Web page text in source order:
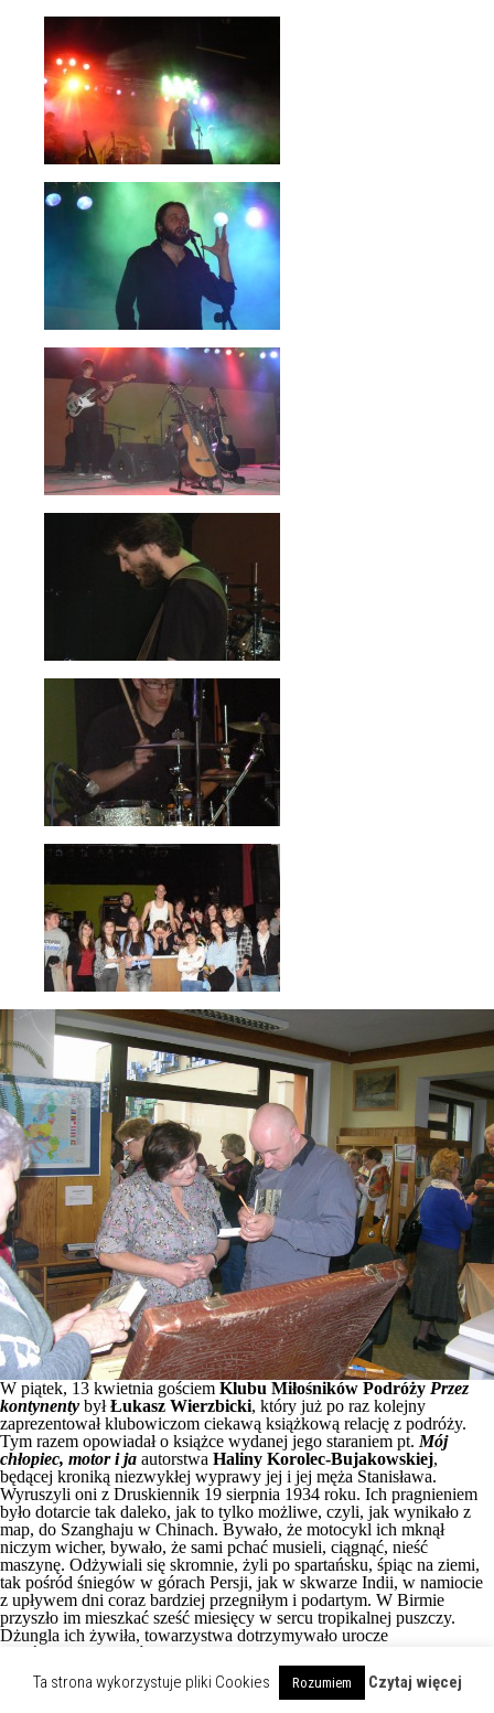
W piątek, 13 kwietnia gościem Klubu Miłośników Podróży Przez
kontynenty byłŁukasz Wierzbicki, który już po raz kolejny
zaprezentował klubowiczom ciekawą książkową relację z podróży.
Tym razem opowiadał o książce wydanej jego staraniem pt. Mój
chłopiec, motor i ja autorstwa Haliny Korolec-Bujakowskiej,
będącej kroniką niezwykłej wyprawy jej i jej męża Stanisława.
Wyruszyli oni z Druskiennik 19 sierpnia 1934 roku. Ich pragnieniem
było dotarcie tak daleko, jak to tylko możliwe, czyli, jak wynikało z
map, do Szanghaju w Chinach. Bywało, że motocykl ich mknął
niczym wicher, bywało, że sami pchać musieli, ciągnąć, nieść
maszynę. Odżywiali się skromnie, żyli po spartańsku, śpiąc na ziemi,
tak pośród śniegów w górach Persji, jak w skwarze Indii, w namiocie
z upływem dni coraz bardziej przegniłym i podartym. W Birmie
przyszło im mieszkać sześć miesięcy w sercu tropikalnej puszczy.
Dżungla ich żywiła, towarzystwa dotrzymywało urocze
niedźwiedziątko, które wykupili z niewoli i przygarnęli. Relacja z ich
pionierskiej wyprawy motocyklowej do Chin miała się ukazać
siedemdziesiąt lat temu. Tak się jednak nie stało. Wiosną 2011 roku
zapomniana przez dziesięciolecia kronika podróży dwojga Polaków –
Ta strona wykorzystuje pliki Cookies Rozumiem Czytaj więcej